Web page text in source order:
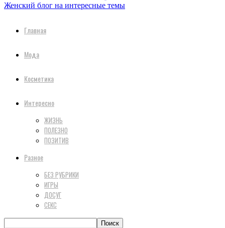
Женский блог на интересные темы
Главная
Мода
Косметика
Интересно
ЖИЗНЬ
ПОЛЕЗНО
ПОЗИТИВ
Разное
БЕЗ РУБРИКИ
ИГРЫ
ДОСУГ
СЕКС